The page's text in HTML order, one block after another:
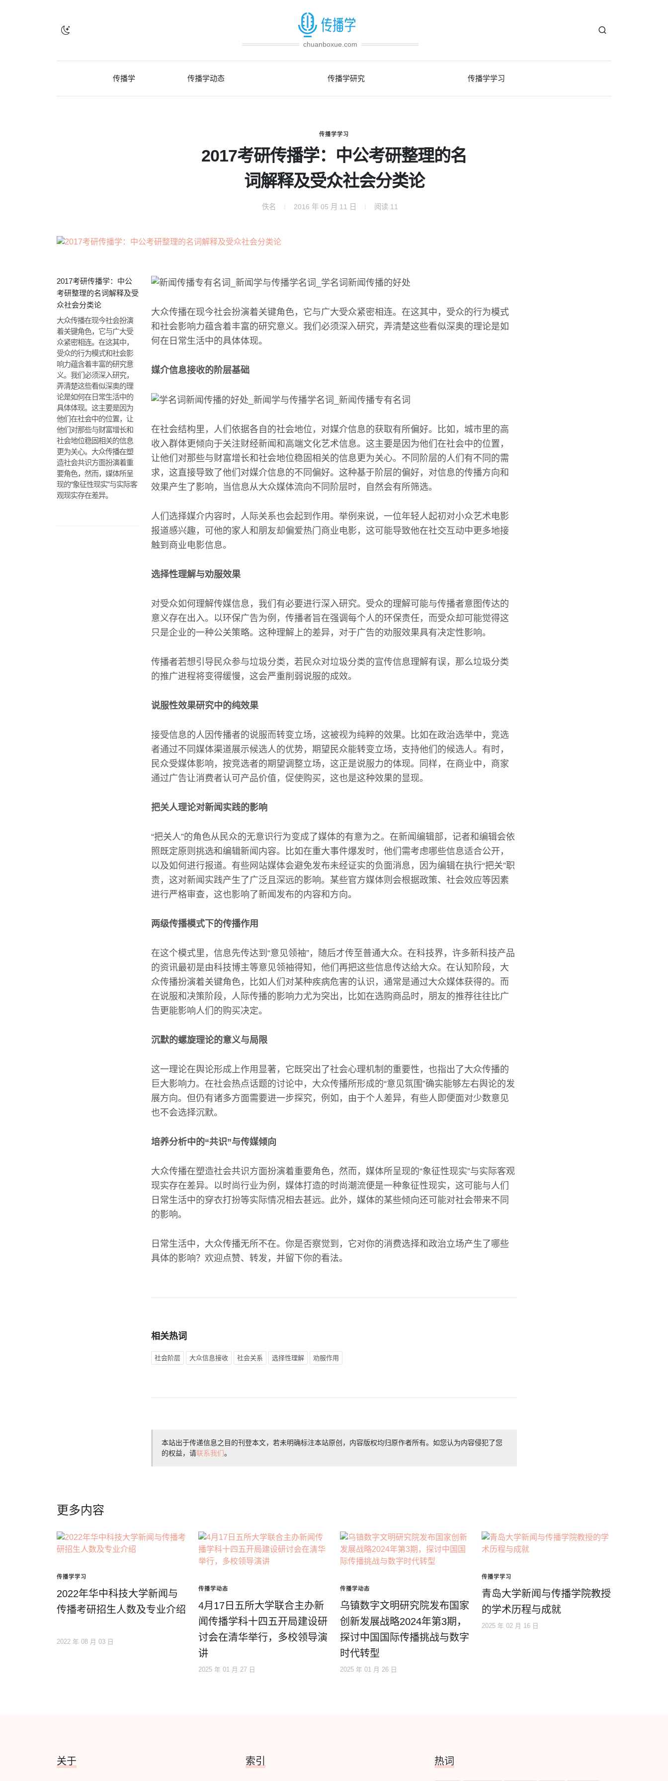
chuanboxue.com
传播学 传播学动态 传播学研究 传播学学习
传播学学习
2017考研传播学：中公考研整理的名
词解释及受众社会分类论
佚名 2016 年 05 月 11 日 阅读 11
2017考研传播学：中公
考研整理的名词解释及受
众社会分类论
大众传播在现今社会扮演
着关键角色，它与广大受
众紧密相连。在这其中，
受众的行为模式和社会影
响力蕴含着丰富的研究意
义。我们必须深入研究，
弄清楚这些看似深奥的理
论是如何在日常生活中的
具体体现。这主要是因为
他们在社会中的位置，让
他们对那些与财富增长和
社会地位稳固相关的信息
更为关心。大众传播在塑
造社会共识方面扮演着重
要角色，然而，媒体所呈
现的“象征性现实”与实际客
观现实存在差异。
大众传播在现今社会扮演着关键角色，它与广大受众紧密相连。在这其中，受众的行为模式
和社会影响力蕴含着丰富的研究意义。我们必须深入研究，弄清楚这些看似深奥的理论是如
何在日常生活中的具体体现。
媒介信息接收的阶层基础
在社会结构里，人们依据各自的社会地位，对媒介信息的获取有所偏好。比如，城市里的高
收入群体更倾向于关注财经新闻和高端文化艺术信息。这主要是因为他们在社会中的位置，
让他们对那些与财富增长和社会地位稳固相关的信息更为关心。不同阶层的人们有不同的需
求，这直接导致了他们对媒介信息的不同偏好。这种基于阶层的偏好，对信息的传播方向和
效果产生了影响，当信息从大众媒体流向不同阶层时，自然会有所筛选。
人们选择媒介内容时，人际关系也会起到作用。举例来说，一位年轻人起初对小众艺术电影
报道感兴趣，可他的家人和朋友却偏爱热门商业电影，这可能导致他在社交互动中更多地接
触到商业电影信息。
选择性理解与劝服效果
对受众如何理解传媒信息，我们有必要进行深入研究。受众的理解可能与传播者意图传达的
意义存在出入。以环保广告为例，传播者旨在强调每个人的环保责任，而受众却可能觉得这
只是企业的一种公关策略。这种理解上的差异，对于广告的劝服效果具有决定性影响。
传播者若想引导民众参与垃圾分类，若民众对垃圾分类的宣传信息理解有误，那么垃圾分类
的推广进程将变得缓慢，这会严重削弱说服的成效。
说服性效果研究中的纯效果
接受信息的人因传播者的说服而转变立场，这被视为纯粹的效果。比如在政治选举中，竞选
者通过不同媒体渠道展示候选人的优势，期望民众能转变立场，支持他们的候选人。有时，
民众受媒体影响，按竞选者的期望调整立场，这正是说服力的体现。同样，在商业中，商家
通过广告让消费者认可产品价值，促使购买，这也是这种效果的显现。
把关人理论对新闻实践的影响
“把关人”的角色从民众的无意识行为变成了媒体的有意为之。在新闻编辑部，记者和编辑会依
照既定原则挑选和编辑新闻内容。比如在重大事件爆发时，他们需考虑哪些信息适合公开，
以及如何进行报道。有些网站媒体会避免发布未经证实的负面消息，因为编辑在执行“把关”职
责，这对新闻实践产生了广泛且深远的影响。某些官方媒体则会根据政策、社会效应等因素
进行严格审查，这也影响了新闻发布的内容和方向。
两级传播模式下的传播作用
在这个模式里，信息先传达到“意见领袖”，随后才传至普通大众。在科技界，许多新科技产品
的资讯最初是由科技博主等意见领袖得知，他们再把这些信息传达给大众。在认知阶段，大
众传播扮演着关键角色，比如人们对某种疾病危害的认识，通常是通过大众媒体获得的。而
在说服和决策阶段，人际传播的影响力尤为突出，比如在选购商品时，朋友的推荐往往比广
告更能影响人们的购买决定。
沉默的螺旋理论的意义与局限
这一理论在舆论形成上作用显著，它既突出了社会心理机制的重要性，也指出了大众传播的
巨大影响力。在社会热点话题的讨论中，大众传播所形成的“意见氛围”确实能够左右舆论的发
展方向。但仍有诸多方面需要进一步探究，例如，由于个人差异，有些人即便面对少数意见
也不会选择沉默。
培养分析中的“共识”与传媒倾向
大众传播在塑造社会共识方面扮演着重要角色，然而，媒体所呈现的“象征性现实”与实际客观
现实存在差异。以时尚行业为例，媒体打造的时尚潮流便是一种象征性现实，这可能与人们
日常生活中的穿衣打扮等实际情况相去甚远。此外，媒体的某些倾向还可能对社会带来不同
的影响。
日常生活中，大众传播无所不在。你是否察觉到，它对你的消费选择和政治立场产生了哪些
具体的影响？欢迎点赞、转发，并留下你的看法。
相关热词
社会阶层 大众信息接收 社会关系 选择性理解 劝服作用
本站出于传递信息之目的刊登本文，若未明确标注本站原创，内容版权均归原作者所有。如您认为内容侵犯了您
的权益，请联系我们。
更多内容
传播学学习
2022年华中科技大学新闻与
传播考研招生人数及专业介绍
2022 年 08 月 03 日
传播学动态
4月17日五所大学联合主办新
闻传播学科十四五开局建设研
讨会在清华举行，多校领导演
讲
2025 年 01 月 27 日
传播学动态
乌镇数字文明研究院发布国家
创新发展战略2024年第3期，
探讨中国国际传播挑战与数字
时代转型
2025 年 01 月 26 日
传播学学习
青岛大学新闻与传播学院教授
的学术历程与成就
2025 年 02 月 16 日
关于 索引 热词